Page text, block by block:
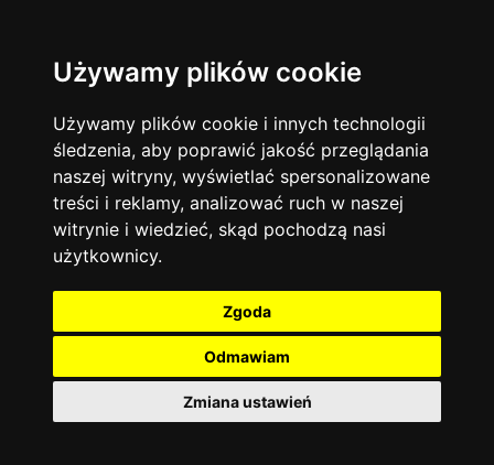
Używamy plików cookie
Używamy plików cookie i innych technologii
śledzenia, aby poprawić jakość przeglądania
naszej witryny, wyświetlać spersonalizowane
treści i reklamy, analizować ruch w naszej
witrynie i wiedzieć, skąd pochodzą nasi
użytkownicy.
Zgoda
Odmawiam
Zmiana ustawień
Język angielski 13744
Matematyka 12928
Chemia 4886
Język niemiecki 4307
Język polski 3426
Fizyka
Język francuski
Warszawa
Korepetycje
Online
14837
Kraków 7753
Wrocław
Łódź 3512
Gdańsk 2075